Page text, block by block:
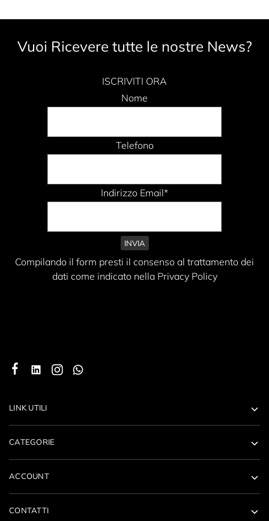
Vuoi Ricevere tutte le nostre News?
ISCRIVITI ORA
Nome
Telefono
Indirizzo Email*
Compilando il form presti il consenso al trattamento dei
dati come indicato nella Privacy Policy
LINK UTILI
CATEGORIE
ACCOUNT
CONTATTI